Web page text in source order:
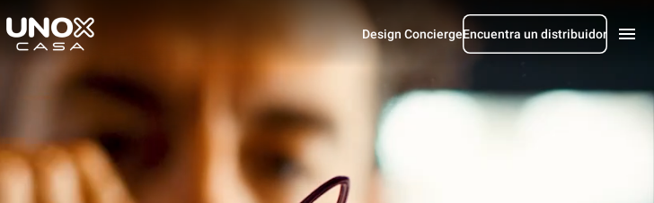
Design ConciergeEncuentra un distribuidor